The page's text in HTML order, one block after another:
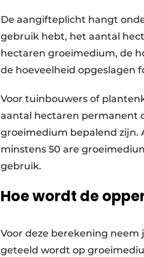
De aangifteplicht hangt
gebruik hebt, het aantal
hectaren groeimedium, de
de hoeveelheid opgeslagen
Voor tuinbouwers of
aantal hectaren permanent
groeimedium bepalend
minstens 50 are
gebruik.
Hoe wordt de
Voor deze berekening
geteeld wordt op